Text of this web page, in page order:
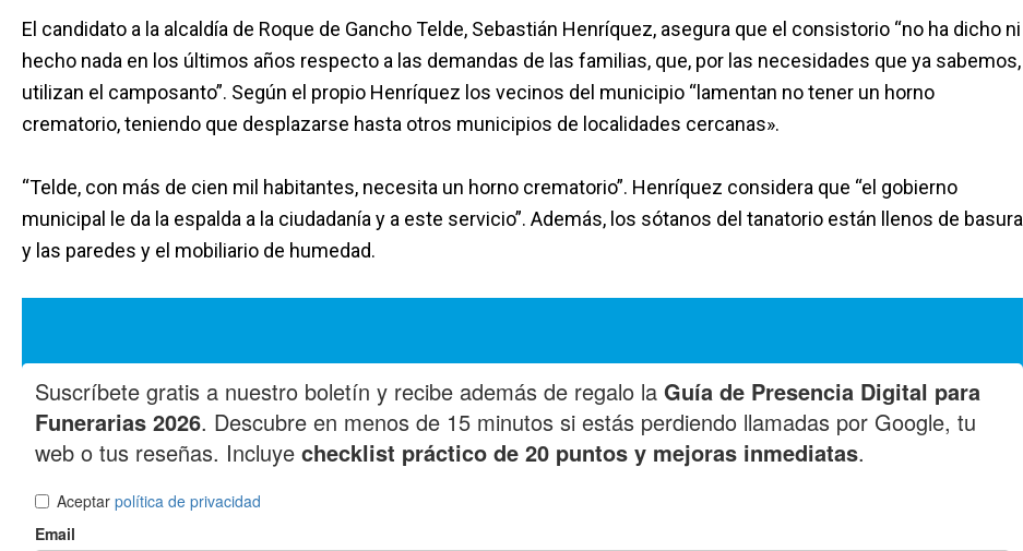
El candidato a la alcaldía de Roque de Gancho Telde, Sebastián Henríquez, asegura que el consistorio “no ha dicho ni
hecho nada en los últimos años respecto a las demandas de las familias, que, por las necesidades que ya sabemos,
utilizan el camposanto”. Según el propio Henríquez los vecinos del municipio “lamentan no tener un horno
crematorio, teniendo que desplazarse hasta otros municipios de localidades cercanas».
“Telde, con más de cien mil habitantes, necesita un horno crematorio”. Henríquez considera que “el gobierno
municipal le da la espalda a la ciudadanía y a este servicio”. Además, los sótanos del tanatorio están llenos de basura
y las paredes y el mobiliario de humedad.